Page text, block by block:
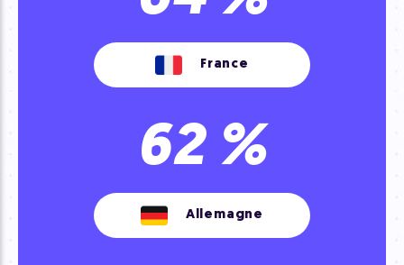
France
62 %
Allemagne